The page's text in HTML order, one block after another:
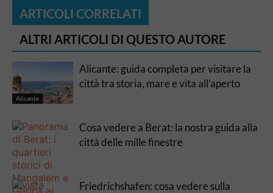
ARTICOLI CORRELATI
ALTRI ARTICOLI DI QUESTO AUTORE
Alicante
Alicante: guida completa per visitare la
città tra storia, mare e vita all’aperto
Cosa vedere a Berat: la nostra guida alla
città delle mille finestre
Friedrichshafen: cosa vedere sulla